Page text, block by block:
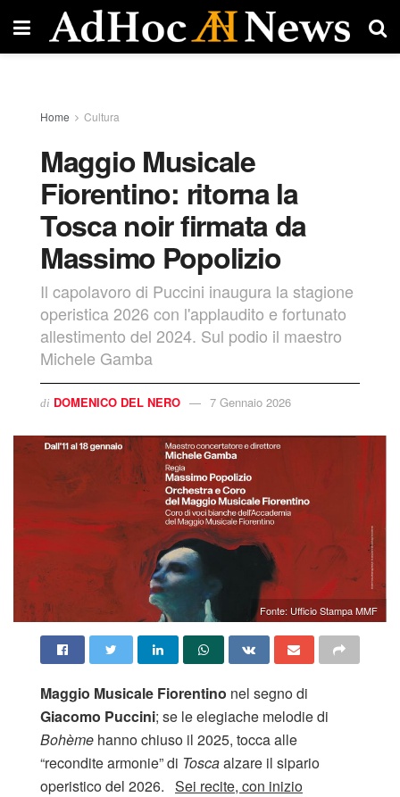
Home Cultura
Maggio Musicale
Fiorentino: ritorna la
Tosca noir firmata da
Massimo Popolizio
Il capolavoro di Puccini inaugura la stagione
operistica 2026 con l'applaudito e fortunato
allestimento del 2024. Sul podio il maestro
Michele Gamba
di DOMENICO DEL NERO 7 Gennaio 2026
Fonte: Ufficio Stampa MMF
Maggio Musicale Fiorentino nel segno di
Giacomo Puccini; se le elegiache melodie di
Bohème hanno chiuso il 2025, tocca alle
“recondite armonie” di Toscaalzare il sipario
operistico del 2026. Sei recite, con inizio